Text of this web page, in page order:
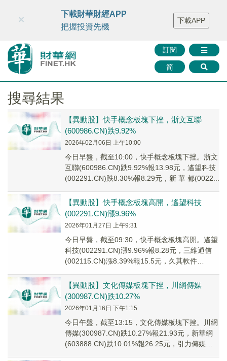
財華智庫網 FINTV FINMETA 財華證券 媒體矩陣
智庫沙龍
聯絡我們
訂閱
简
×
下載財華財經APP
把握投資先機
下載APP
搜尋結果
【異動股】快手概念板塊下挫，浙文互聯
(600986.CN)跌9.92%
2026年02月06日 上午10:00
今日早盤，截至10:00，快手概念板塊下挫。浙文
互聯(600986.CN)跌9.92%報13.98元，遙望科技
(002291.CN)跌8.30%報8.29元，新 華 都(0022...
【異動股】快手概念板塊高開，遙望科技
(002291.CN)漲9.96%
2026年01月27日 上午9:31
今日早盤，截至09:30，快手概念板塊高開。遙望
科技(002291.CN)漲9.96%報8.28元，三維通信
(002115.CN)漲8.39%報15.5元，久其軟件
【異動股】文化傳媒板塊下挫，川網傳媒
(300987.CN)跌10.27%
2026年01月16日 下午1:15
今日午盤，截至13:15，文化傳媒板塊下挫。川網
傳媒(300987.CN)跌10.27%報21.93元，新華網
(603888.CN)跌10.01%報26.25元，引力傳媒